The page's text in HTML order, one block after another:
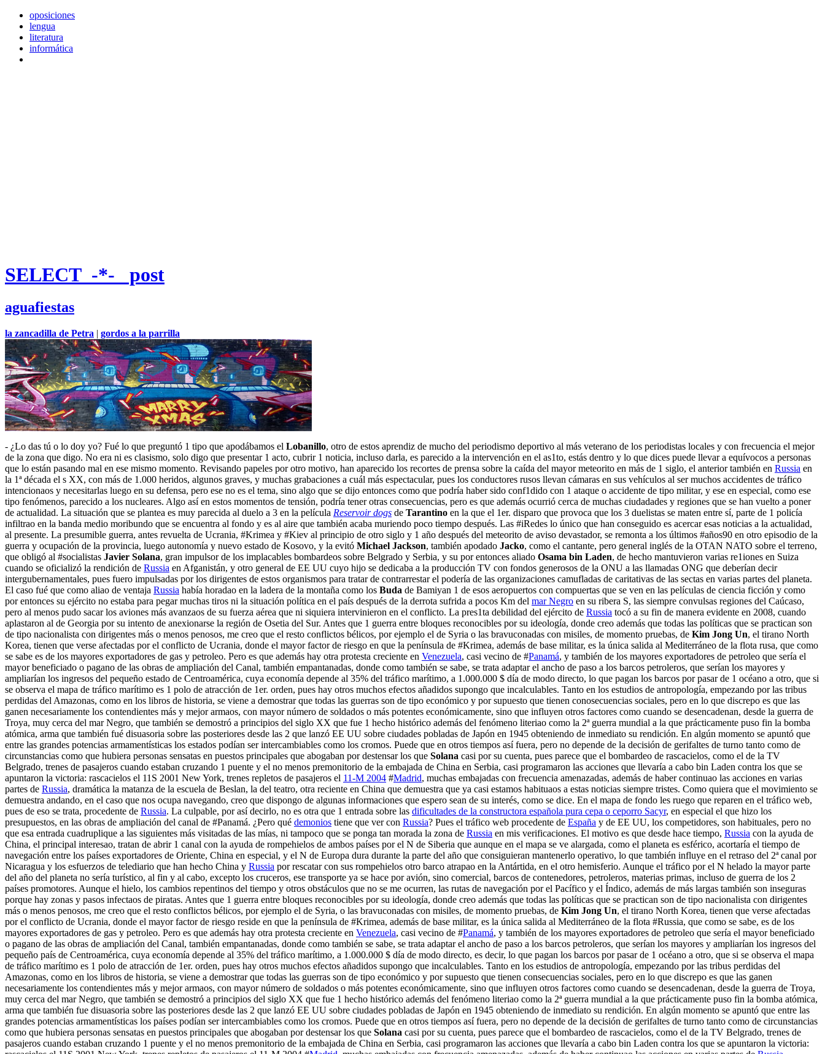
oposiciones
lengua
literatura
informática
SELECT _-*-_ post
aguafiestas
la zancadilla de Petra | gordos a la parrilla
- ¿Lo das tú o lo doy yo? Fué lo que preguntó 1 tipo que apodábamos el Lobanillo, otro de estos aprendiz de mucho del periodismo deportivo al más veterano de los periodistas locales y con frecuencia el mejor
de la zona que digo. No era ni es clasismo, solo digo que presentar 1 acto, cubrir 1 noticia, incluso darla, es parecido a la intervención en el as1to, estás dentro y lo que dices puede llevar a equívocos a personas
que lo están pasando mal en ese mismo momento. Revisando papeles por otro motivo, han aparecido los recortes de prensa sobre la caída del mayor meteorito en más de 1 siglo, el anterior también en Russia en
la 1ª década el s XX, con más de 1.000 heridos, algunos graves, y muchas grabaciones a cuál más espectacular, pues los conductores rusos llevan cámaras en sus vehículos al ser muchos accidentes de tráfico
intencionaos y necesitarlas luego en su defensa, pero ese no es el tema, sino algo que se dijo entonces como que podría haber sido conf1dido con 1 ataque o accidente de tipo militar, y ese en especial, como ese
tipo fenómenos, parecido a los nucleares. Algo así en estos momentos de tensión, podría tener otras consecuencias, pero es que además ocurrió cerca de muchas ciudadades y regiones que se han vuelto a poner
de actualidad. La situación que se plantea es muy parecida al duelo a 3 en la película Reservoir dogs de Tarantino en la que el 1er. disparo que provoca que los 3 duelistas se maten entre sí, parte de 1 policía
infiltrao en la banda medio moribundo que se encuentra al fondo y es al aire que también acaba muriendo poco tiempo después. Las #iRedes lo único que han conseguido es acercar esas noticias a la actualidad,
al presente. La presumible guerra, antes revuelta de Ucrania, #Krimea y #Kiev al principio de otro siglo y 1 año después del meteorito de aviso devastador, se remonta a los últimos #años90 en otro episodio de la
guerra y ocupación de la provincia, luego autonomía y nuevo estado de Kosovo, y la evitó Michael Jackson, también apodado Jacko, como el cantante, pero general inglés de la OTAN NATO sobre el terreno,
que obligó al #socialistas Javier Solana, gran impulsor de los implacables bombardeos sobre Belgrado y Serbia, y su por entonces aliado Osama bin Laden, de hecho mantuvieron varias re1iones en Suiza
cuando se oficializó la rendición de Russia en Afganistán, y otro general de EE UU cuyo hijo se dedicaba a la producción TV con fondos generosos de la ONU a las llamadas ONG que deberían decir
intergubernamentales, pues fuero impulsadas por los dirigentes de estos organismos para tratar de contrarrestar el podería de las organizaciones camufladas de caritativas de las sectas en varias partes del planeta.
El caso fué que como aliao de ventaja Russia había horadao en la ladera de la montaña como los Buda de Bamiyan 1 de esos aeropuertos con compuertas que se ven en las películas de ciencia ficción y como
por entonces su ejército no estaba para pegar muchas tiros ni la situación política en el país después de la derrota sufrida a pocos Km del mar Negro en su ribera S, las siempre convulsas regiones del Caúcaso,
pero al menos pudo sacar los aviones más avanzaos de su fuerza aérea que ni siquiera intervinieron en el conflicto. La pres1ta debilidad del ejército de Russia tocó a su fin de manera evidente en 2008, cuando
aplastaron al de Georgia por su intento de anexionarse la región de Osetia del Sur. Antes que 1 guerra entre bloques reconocibles por su ideología, donde creo además que todas las políticas que se practican son
de tipo nacionalista con dirigentes más o menos penosos, me creo que el resto conflictos bélicos, por ejemplo el de Syria o las bravuconadas con misiles, de momento pruebas, de Kim Jong Un, el tirano North
Korea, tienen que verse afectadas por el conflicto de Ucrania, donde el mayor factor de riesgo en que la península de #Krimea, además de base militar, es la única salida al Mediterráneo de la flota rusa, que como
se sabe es de los mayores exportadores de gas y petroleo. Pero es que además hay otra protesta creciente en Venezuela, casi vecino de #Panamá, y también de los mayores exportadores de petroleo que sería el
mayor beneficiado o pagano de las obras de ampliación del Canal, también empantanadas, donde como también se sabe, se trata adaptar el ancho de paso a los barcos petroleros, que serían los mayores y
ampliarían los ingresos del pequeño estado de Centroamérica, cuya economía depende al 35% del tráfico marítimo, a 1.000.000 $ día de modo directo, lo que pagan los barcos por pasar de 1 océano a otro, que si
se observa el mapa de tráfico marítimo es 1 polo de atracción de 1er. orden, pues hay otros muchos efectos añadidos supongo que incalculables. Tanto en los estudios de antropología, empezando por las tribus
perdidas del Amazonas, como en los libros de historia, se viene a demostrar que todas las guerras son de tipo económico y por supuesto que tienen conosecuencias sociales, pero en lo que discrepo es que las
ganen necesariamente los contendientes más y mejor armaos, con mayor número de soldados o más potentes económicamente, sino que influyen otros factores como cuando se desencadenan, desde la guerra de
Troya, muy cerca del mar Negro, que también se demostró a principios del siglo XX que fue 1 hecho histórico además del fenómeno literiao como la 2ª guerra mundial a la que prácticamente puso fin la bomba
atómica, arma que también fué disuasoria sobre las posteriores desde las 2 que lanzó EE UU sobre ciudades pobladas de Japón en 1945 obteniendo de inmediato su rendición. En algún momento se apuntó que
entre las grandes potencias armamentísticas los estados podían ser intercambiables como los cromos. Puede que en otros tiempos así fuera, pero no depende de la decisión de gerifaltes de turno tanto como de
circunstancias como que hubiera personas sensatas en puestos principales que abogaban por destensar los que Solana casi por su cuenta, pues parece que el bombardeo de rascacielos, como el de la TV
Belgrado, trenes de pasajeros cuando estaban cruzando 1 puente y el no menos premonitorio de la embajada de China en Serbia, casi programaron las acciones que llevaría a cabo bin Laden contra los que se
apuntaron la victoria: rascacielos el 11S 2001 New York, trenes repletos de pasajeros el 11-M 2004 #Madrid, muchas embajadas con frecuencia amenazadas, además de haber continuao las acciones en varias
partes de Russia, dramática la matanza de la escuela de Beslan, la del teatro, otra reciente en China que demuestra que ya casi estamos habituaos a estas noticias siempre tristes. Como quiera que el movimiento se
demuestra andando, en el caso que nos ocupa navegando, creo que dispongo de algunas informaciones que espero sean de su interés, como se dice. En el mapa de fondo les ruego que reparen en el tráfico web,
pues de eso se trata, procedente de Russia. La culpable, por así decirlo, no es otra que 1 entrada sobre las dificultades de la constructora española pura cepa o ceporro Sacyr, en especial el que hizo los
presupuestos, en las obras de ampliación del canal de #Panamá. ¿Pero qué demonios tiene que ver con Russia? Pues el tráfico web procedente de España y de EE UU, los competidores, son habituales, pero no
que esa entrada cuadruplique a las siguientes más visitadas de las mías, ni tampoco que se ponga tan morada la zona de Russia en mis verificaciones. El motivo es que desde hace tiempo, Russia con la ayuda de
China, el principal interesao, tratan de abrir 1 canal con la ayuda de rompehielos de ambos países por el N de Siberia que aunque en el mapa se ve alargada, como el planeta es esférico, acortaría el tiempo de
navegación entre los países exportadores de Oriente, China en especial, y el N de Europa dura durante la parte del año que consiguieran mantenerlo operativo, lo que también influye en el retraso del 2ª canal por
Nicaragua y los esfuerzos de telediario que han hecho China y Russia por rescatar con sus rompehielos otro barco atrapao en la Antártida, en el otro hemisferio. Aunque el tráfico por el N helado la mayor parte
del año del planeta no sería turístico, al fin y al cabo, excepto los cruceros, ese transporte ya se hace por avión, sino comercial, barcos de contenedores, petroleros, materias primas, incluso de guerra de los 2
países promotores. Aunque el hielo, los cambios repentinos del tiempo y otros obstáculos que no se me ocurren, las rutas de navegación por el Pacífico y el Índico, además de más largas también son inseguras
porque hay zonas y pasos infectaos de piratas. Antes que 1 guerra entre bloques reconocibles por su ideología, donde creo además que todas las políticas que se practican son de tipo nacionalista con dirigentes
más o menos penosos, me creo que el resto conflictos bélicos, por ejemplo el de Syria, o las bravuconadas con misiles, de momento pruebas, de Kim Jong Un, el tirano North Korea, tienen que verse afectadas
por el conflicto de Ucrania, donde el mayor factor de riesgo reside en que la península de #Krimea, además de base militar, es la única salida al Mediterráneo de la flota #Russia, que como se sabe, es de los
mayores exportadores de gas y petroleo. Pero es que además hay otra protesta creciente en Venezuela, casi vecino de #Panamá, y también de los mayores exportadores de petroleo que sería el mayor beneficiado
o pagano de las obras de ampliación del Canal, también empantanadas, donde como también se sabe, se trata adaptar el ancho de paso a los barcos petroleros, que serían los mayores y ampliarían los ingresos del
pequeño país de Centroamérica, cuya economía depende al 35% del tráfico marítimo, a 1.000.000 $ día de modo directo, es decir, lo que pagan los barcos por pasar de 1 océano a otro, que si se observa el mapa
de tráfico marítimo es 1 polo de atracción de 1er. orden, pues hay otros muchos efectos añadidos supongo que incalculables. Tanto en los estudios de antropología, empezando por las tribus perdidas del
Amazonas, como en los libros de historia, se viene a demostrar que todas las guerras son de tipo económico y por supuesto que tienen consecuencias sociales, pero en lo que discrepo es que las ganen
necesariamente los contendientes más y mejor armaos, con mayor número de soldados o más potentes económicamente, sino que influyen otros factores como cuando se desencadenan, desde la guerra de Troya,
muy cerca del mar Negro, que también se demostró a principios del siglo XX que fue 1 hecho histórico además del fenómeno literiao como la 2ª guerra mundial a la que prácticamente puso fin la bomba atómica,
arma que también fue disuasoria sobre las posteriores desde las 2 que lanzó EE UU sobre ciudades pobladas de Japón en 1945 obteniendo de inmediato su rendición. En algún momento se apuntó que entre las
grandes potencias armamentísticas los países podían ser intercambiables como los cromos. Puede que en otros tiempos así fuera, pero no depende de la decisión de gerifaltes de turno tanto como de circunstancias
como que hubiera personas sensatas en puestos principales que abogaban por destensar los que Solana casi por su cuenta, pues parece que el bombardeo de rascacielos, como el de la TV Belgrado, trenes de
pasajeros cuando estaban cruzando 1 puente y el no menos premonitorio de la embajada de China en Serbia, casi programaron las acciones que llevaría a cabo bin Laden contra los que se apuntaron la victoria: